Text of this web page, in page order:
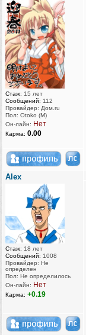
Стаж: 15 лет
Сообщений: 112
Провайдер: Дом.ru
Пол: Otoko (M)
Он-лайн: Нет
Карма: 0.00
AIex
Стаж: 18 лет
Сообщений: 1008
Провайдер: Не
определен
Пол: Не определилось
Он-лайн: Нет
Карма: +0.19